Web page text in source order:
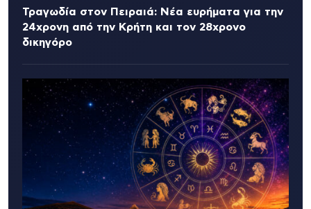
Τραγωδία στον Πειραιά: Νέα ευρήματα για την
24χρονη από την Κρήτη και τον 28χρονο
δικηγόρο